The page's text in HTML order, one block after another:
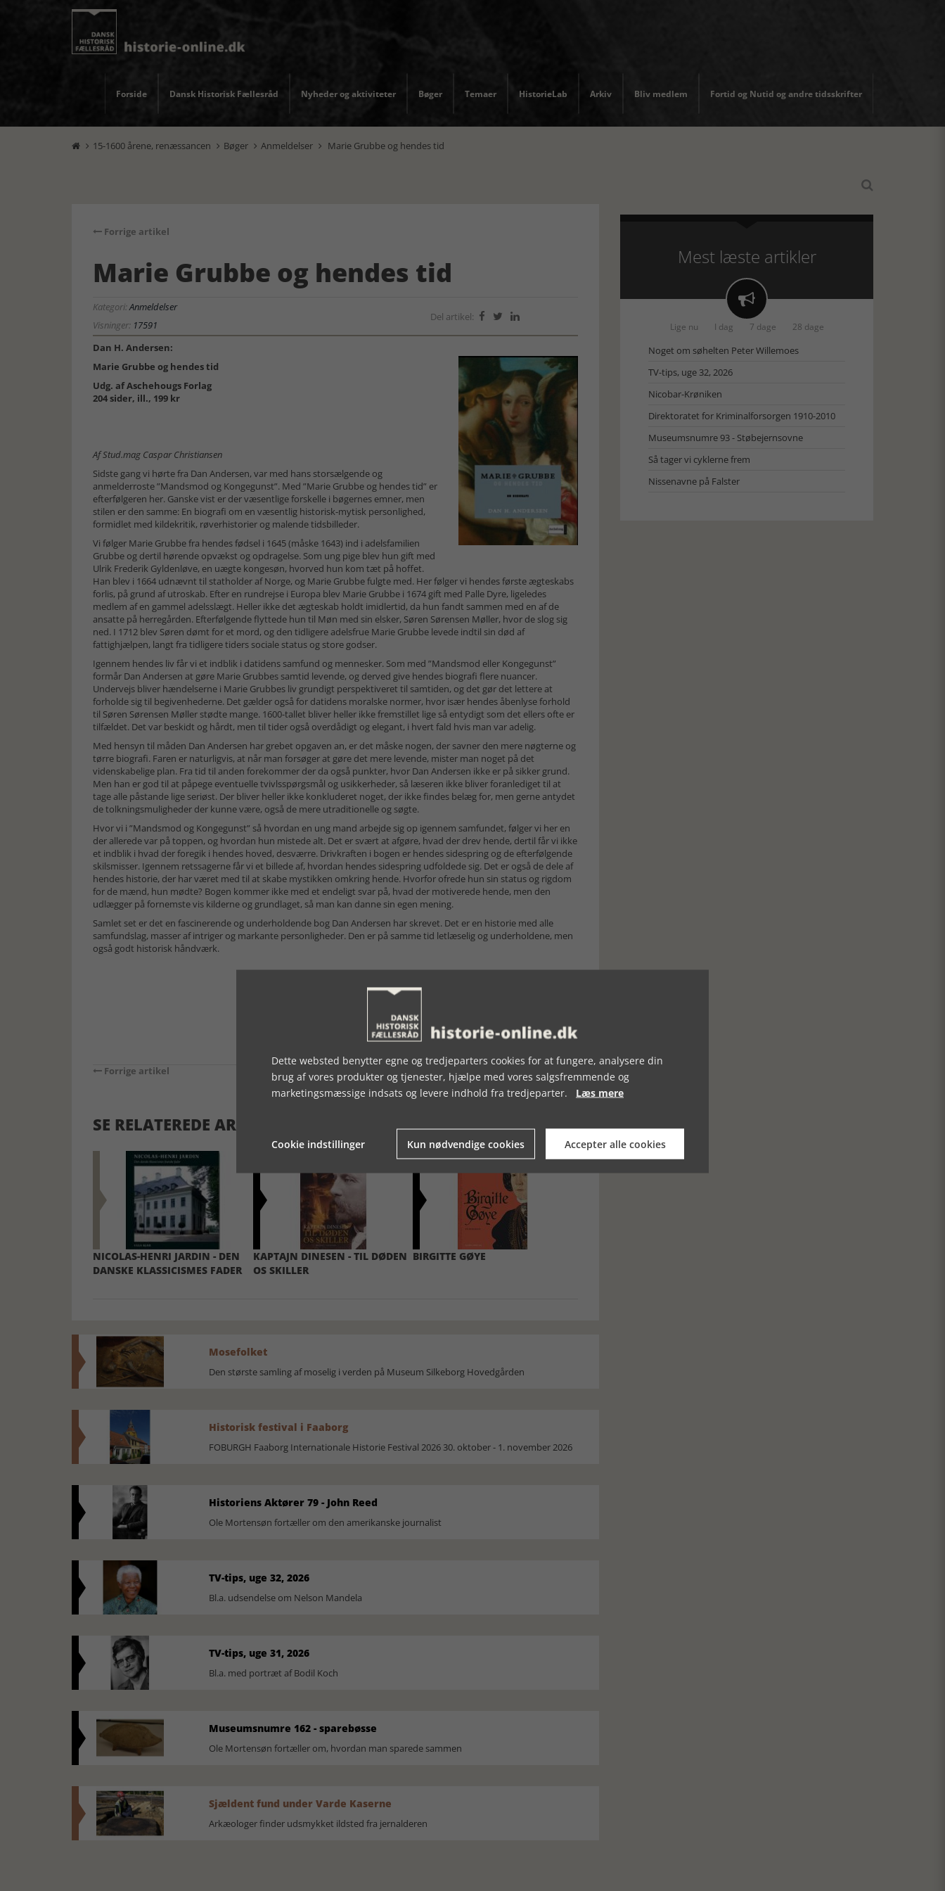
Forside Dansk Historisk Fællesråd Nyheder og aktiviteter Bøger Temaer HistorieLab Arkiv Bliv medlem Fortid og Nutid og andre tidsskrifter
 15-1600 årene, renæssancen  Bøger  Anmeldelser  Marie Grubbe og hendes tid

Forrige artikel
Marie Grubbe og hendes tid
Kategori:Anmeldelser
Visninger: 17591
Del artikel:   
Dan H. Andersen:
Marie Grubbe og hendes tid
Udg. af Aschehougs Forlag
204 sider, ill., 199 kr
Af Stud.mag Caspar Christiansen
Sidste gang vi hørte fra Dan Andersen, var med hans storsælgende og
anmelderroste ”Mandsmod og Kongegunst”. Med ”Marie Grubbe og hendes tid” er
efterfølgeren her. Ganske vist er der væsentlige forskelle i bøgernes emner, men
stilen er den samme: En biografi om en væsentlig historisk-mytisk personlighed,
formidlet med kildekritik, røverhistorier og malende tidsbilleder.
Vi følger Marie Grubbe fra hendes fødsel i 1645 (måske 1643) ind i adelsfamilien
Grubbe og dertil hørende opvækst og opdragelse. Som ung pige blev hun gift med
Ulrik Frederik Gyldenløve, en uægte kongesøn, hvorved hun kom tæt på hoffet.
Han blev i 1664 udnævnt til statholder af Norge, og Marie Grubbe fulgte med. Her følger vi hendes første ægteskabs
forlis, på grund af utroskab. Efter en rundrejse i Europa blev Marie Grubbe i 1674 gift med Palle Dyre, ligeledes
medlem af en gammel adelsslægt. Heller ikke det ægteskab holdt imidlertid, da hun fandt sammen med en af de
ansatte på herregården. Efterfølgende flyttede hun til Møn med sin elsker, Søren Sørensen Møller, hvor de slog sig
ned. I 1712 blev Søren dømt for et mord, og den tidligere adelsfrue Marie Grubbe levede indtil sin død af
fattighjælpen, langt fra tidligere tiders sociale status og store godser.
Igennem hendes liv får vi et indblik i datidens samfund og mennesker. Som med ”Mandsmod eller Kongegunst”
formår Dan Andersen at gøre Marie Grubbes samtid levende, og derved give hendes biografi flere nuancer.
Undervejs bliver hændelserne i Marie Grubbes liv grundigt perspektiveret til samtiden, og det gør det lettere at
forholde sig til begivenhederne. Det gælder også for datidens moralske normer, hvor især hendes åbenlyse forhold
til Søren Sørensen Møller stødte mange. 1600-tallet bliver heller ikke fremstillet lige så entydigt som det ellers ofte er
tilfældet. Det var beskidt og hårdt, men til tider også overdådigt og elegant, i hvert fald hvis man var adelig.
Med hensyn til måden Dan Andersen har grebet opgaven an, er det måske nogen, der savner den mere nøgterne og
tørre biografi. Faren er naturligvis, at når man forsøger at gøre det mere levende, mister man noget på det
videnskabelige plan. Fra tid til anden forekommer der da også punkter, hvor Dan Andersen ikke er på sikker grund.
Men han er god til at påpege eventuelle tvivlsspørgsmål og usikkerheder, så læseren ikke bliver foranlediget til at
tage alle påstande lige seriøst. Der bliver heller ikke konkluderet noget, der ikke findes belæg for, men gerne antydet
de tolkningsmuligheder der kunne være, også de mere utraditionelle og søgte.
Hvor vi i ”Mandsmod og Kongegunst” så hvordan en ung mand arbejde sig op igennem samfundet, følger vi her en
der allerede var på toppen, og hvordan hun mistede alt. Det er svært at afgøre, hvad der drev hende, dertil får vi ikke
et indblik i hvad der foregik i hendes hoved, desværre. Drivkraften i bogen er hendes sidespring og de efterfølgende
skilsmisser. Igennem retssagerne får vi et billede af, hvordan hendes sidespring udfoldede sig. Det er også de dele af
hendes historie, der har været med til at skabe mystikken omkring hende. Hvorfor ofrede hun sin status og rigdom
for de mænd, hun mødte? Bogen kommer ikke med et endeligt svar på, hvad der motiverede hende, men den
udlægger på fornemste vis kilderne og grundlaget, så man kan danne sin egen mening.
Samlet set er det en fascinerende og underholdende bog Dan Andersen har skrevet. Det er en historie med alle
samfundslag, masser af intriger og markante personligheder. Den er på samme tid letlæselig og underholdene, men
også godt historisk håndværk.
Forrige artikel
SE RELATEREDE ARTIKLER
NICOLAS-HENRI JARDIN - DEN
DANSKE KLASSICISMES FADER
KAPTAJN DINESEN - TIL DØDEN
OS SKILLER
BIRGITTE GØYE
Mosefolket
Den største samling af moselig i verden på Museum Silkeborg Hovedgården
Historisk festival i Faaborg
FOBURGH Faaborg Internationale Historie Festival 2026 30. oktober - 1. november 2026
Historiens Aktører 79 - John Reed
Ole Mortensøn fortæller om den amerikanske journalist
TV-tips, uge 32, 2026
Bl.a. udsendelse om Nelson Mandela
TV-tips, uge 31, 2026
Bl.a. med portræt af Bodil Koch
Museumsnumre 162 - sparebøsse
Ole Mortensøn fortæller om, hvordan man sparede sammen
Sjældent fund under Varde Kaserne
Arkæologer finder udsmykket ildsted fra jernalderen
Mest læste artikler

Lige nu I dag 7 dage 28 dage
Noget om søhelten Peter Willemoes
TV-tips, uge 32, 2026
Nicobar-Krøniken
Direktoratet for Kriminalforsorgen 1910-2010
Museumsnumre 93 - Støbejernsovne
Så tager vi cyklerne frem
Nissenavne på Falster
Dette websted benytter egne og tredjeparters cookies for at fungere, analysere din
brug af vores produkter og tjenester, hjælpe med vores salgsfremmende og
marketingsmæssige indsats og levere indhold fra tredjeparter. Læs mere
Cookie indstillinger Kun nødvendige cookies Accepter alle cookies